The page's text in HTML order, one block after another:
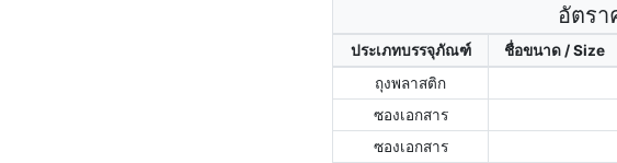
อัตรา
ประเภทบรรจุภัณฑ์ ชื่อขนาด / Size
ถุงพลาสติก
ซองเอกสาร
ซองเอกสาร